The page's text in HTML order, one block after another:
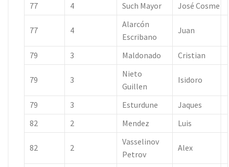
77 4 Such Mayor José Cosme
77 4
Alarcón
Escribano
Juan
79 3 Maldonado Cristian
79 3
Nieto
Guillen
Isidoro
79 3 Esturdune
Jaques
82
2 Mendez Luis
82 2
Vasselinov
Petrov
Alex